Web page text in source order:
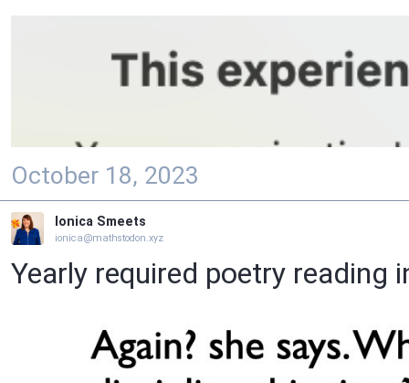
October 18, 2023
Ionica Smeets
ionica@mathstodon.xyz
Yearly required poetry reading